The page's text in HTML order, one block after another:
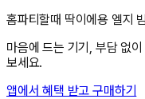
홈파티할때 딱이에용 엘지
마음에 드는 기기, 부담 없
보세요.
앱에서 혜택 받고 구매하기